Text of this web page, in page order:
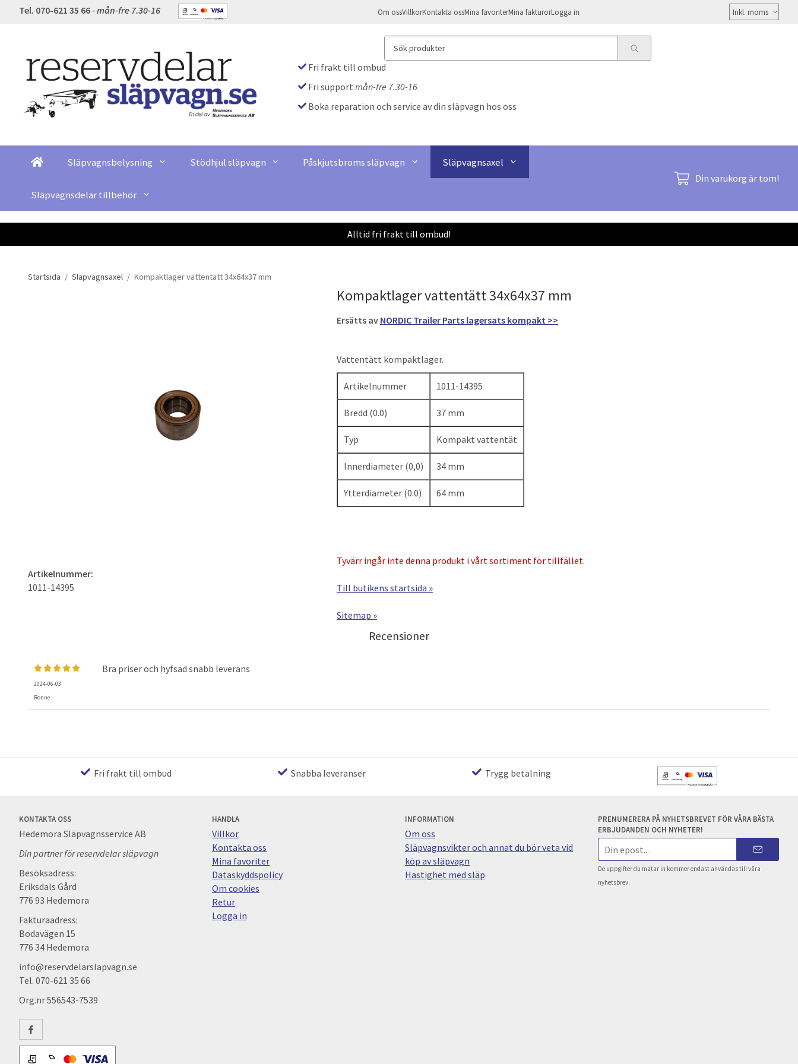
Tel. 070-621 35 66- mån-fre 7.30-16 Om ossVillkorKontakta ossMina favoriterMina fakturorLogga in
Välj
moms
Fri frakt till ombud
Fri support mån-fre 7.30-16
Boka reparation och service av din släpvagn hos oss
Släpvagnsbelysning Stödhjul släpvagn Påskjutsbroms släpvagn Släpvagnsaxel
Släpvagnsdelar tillbehör
Din varukorg är tom!
Alltid fri frakt till ombud!
Startsida / Släpvagnsaxel / Kompaktlager vattentätt 34x64x37 mm
Kompaktlager vattentätt 34x64x37 mm
Ersätts av NORDIC Trailer Parts lagersats kompakt >>
Vattentätt kompaktlager.
Artikelnummer 1011-14395
Bredd (0.0) 37 mm
Typ Kompakt vattentät
Innerdiameter (0,0) 34 mm
Ytterdiameter (0.0) 64 mm
Tyvärr ingår inte denna produkt i vårt sortiment för tillfället.
Till butikens startsida »
Sitemap »
Artikelnummer:
1011-14395
Recensioner
2024-06-03
Ronne
Bra priser och hyfsad snabb leverans
Fri frakt till ombud Snabba leveranser Trygg betalning
KONTAKTA OSS
Hedemora Släpvagnsservice AB
Din partner för reservdelar släpvagn
Besöksadress:
Eriksdals Gård
776 93 Hedemora
Fakturaadress:
Bodavägen 15
776 34 Hedemora
info@reservdelarslapvagn.se
Tel. 070-621 35 66
Org.nr 556543-7539
HANDLA
Villkor
Kontakta oss
Mina favoriter
Dataskyddspolicy
Om cookies
Retur
Logga in
INFORMATION
Om oss
Släpvagnsvikter och annat du bör veta vid
köp av släpvagn
Hastighet med släp
PRENUMERERA PÅ NYHETSBREVET FÖR VÅRA BÄSTA
ERBJUDANDEN OCH NYHETER!
E-
postadress
De uppgifter du matar in kommer endast användas till våra
nyhetsbrev.